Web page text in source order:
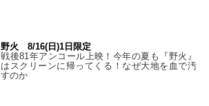
野火 8/16(日)1日限定
戦後81年アンコール上映！今年の夏も『野火』
はスクリーンに帰ってくる！なぜ大地を血で汚
すのか